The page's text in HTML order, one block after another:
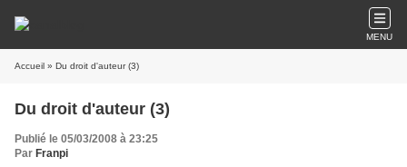
MENU
Accueil » Du droit d'auteur (3)
Du droit d'auteur (3)
Publié le 05/03/2008 à 23:25
Par Franpi